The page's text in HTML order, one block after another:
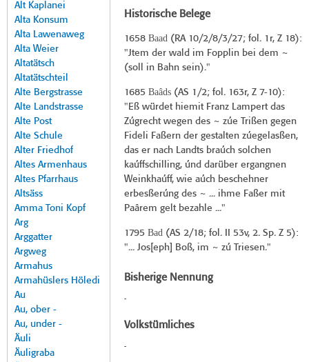
Alt Kaplanei
Alta Konsum
Alta Lawenaweg
Alta Weier
Altatätsch
Altatätschteil
Alte Bergstrasse
Alte Landstrasse
Alte Post
Alte Schule
Alter Friedhof
Altes Armenhaus
Altes Pfarrhaus
Altsäss
Amma Toni Kopf
Arg
Arggatter
Argweg
Armahus
Armahüslers Höledi
Au
Au, ober -
Au, under -
Äuli
Äuligraba
Historische Belege
1658 Baad( RA 10/2/8/3/27; fol. 1r, Z 18):
"Jtem der wald im Fopplin bei dem ~
(soll in Bahn sein)."
1685 Baâds(AS 1/2; fol. 163r, Z 7-10):
"Eß würdet hiemit Franz Lampert das
Zúgrecht wegen des ~ zúe Trißen gegen
Fideli Faßern der gestalten zúegelasßen,
das er nach Landts braúch solchen
kaúffschilling, únd darüber ergangnen
Weinkhaúff, wie aúch beschehner
erbesßerúng des ~ ... ihme Faßer mit
Paârem gelt bezahle ..."
1795 Bad(AS 2/18; fol. II 53v, 2. Sp. Z 5):
"... Jos[eph] Boß, im ~ zú Triesen."
Bisherige Nennung
-
Volkstümliches
-